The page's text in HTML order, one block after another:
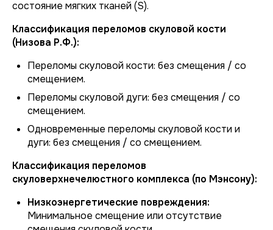
состояние мягких тканей (S).
Классификация переломов скуловой кости
(Низова Р.Ф.):
Переломы скуловой кости: без смещения / со
смещением.
Переломы скуловой дуги: без смещения / со
смещением.
Одновременные переломы скуловой кости и
дуги: без смещения / со смещением.
Классификация переломов
скуловерхнечелюстного комплекса (по Мэнсону):
Низкоэнергетические повреждения:
Минимальное смещение или отсутствие